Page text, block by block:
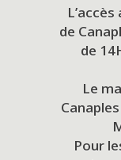
de
de
Le
Pour